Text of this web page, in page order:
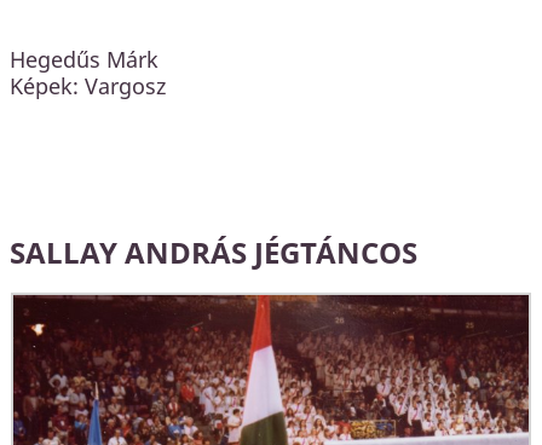
Hegedűs Márk
Képek: Vargosz
SALLAY ANDRÁS JÉGTÁNCOS